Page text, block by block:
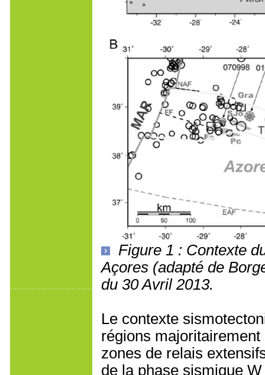
Figure 1 : Contexte
Açores (adapté de
du 30 Avril 2013.
Le contexte
régions
zones de relais
de la phase sismique